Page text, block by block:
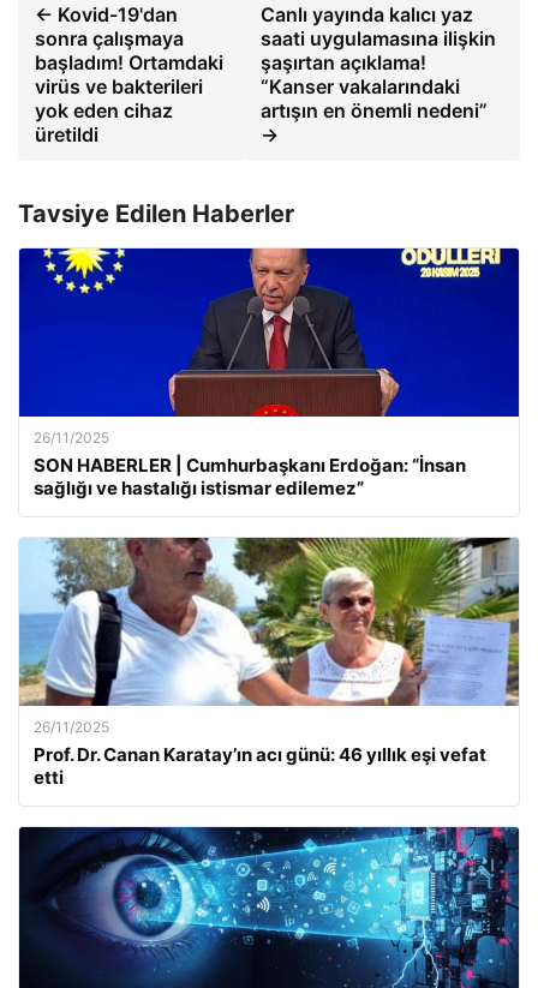
← Kovid-19'dan
sonra çalışmaya
başladım! Ortamdaki
virüs ve bakterileri
yok eden cihaz
üretildi
Canlı yayında kalıcı yaz
saati uygulamasına ilişkin
şaşırtan açıklama!
“Kanser vakalarındaki
artışın en önemli nedeni”
→
Tavsiye Edilen Haberler
26/11/2025
SON HABERLER | Cumhurbaşkanı Erdoğan: “İnsan
sağlığı ve hastalığı istismar edilemez”
26/11/2025
Prof. Dr. Canan Karatay’ın acı günü: 46 yıllık eşi vefat
etti